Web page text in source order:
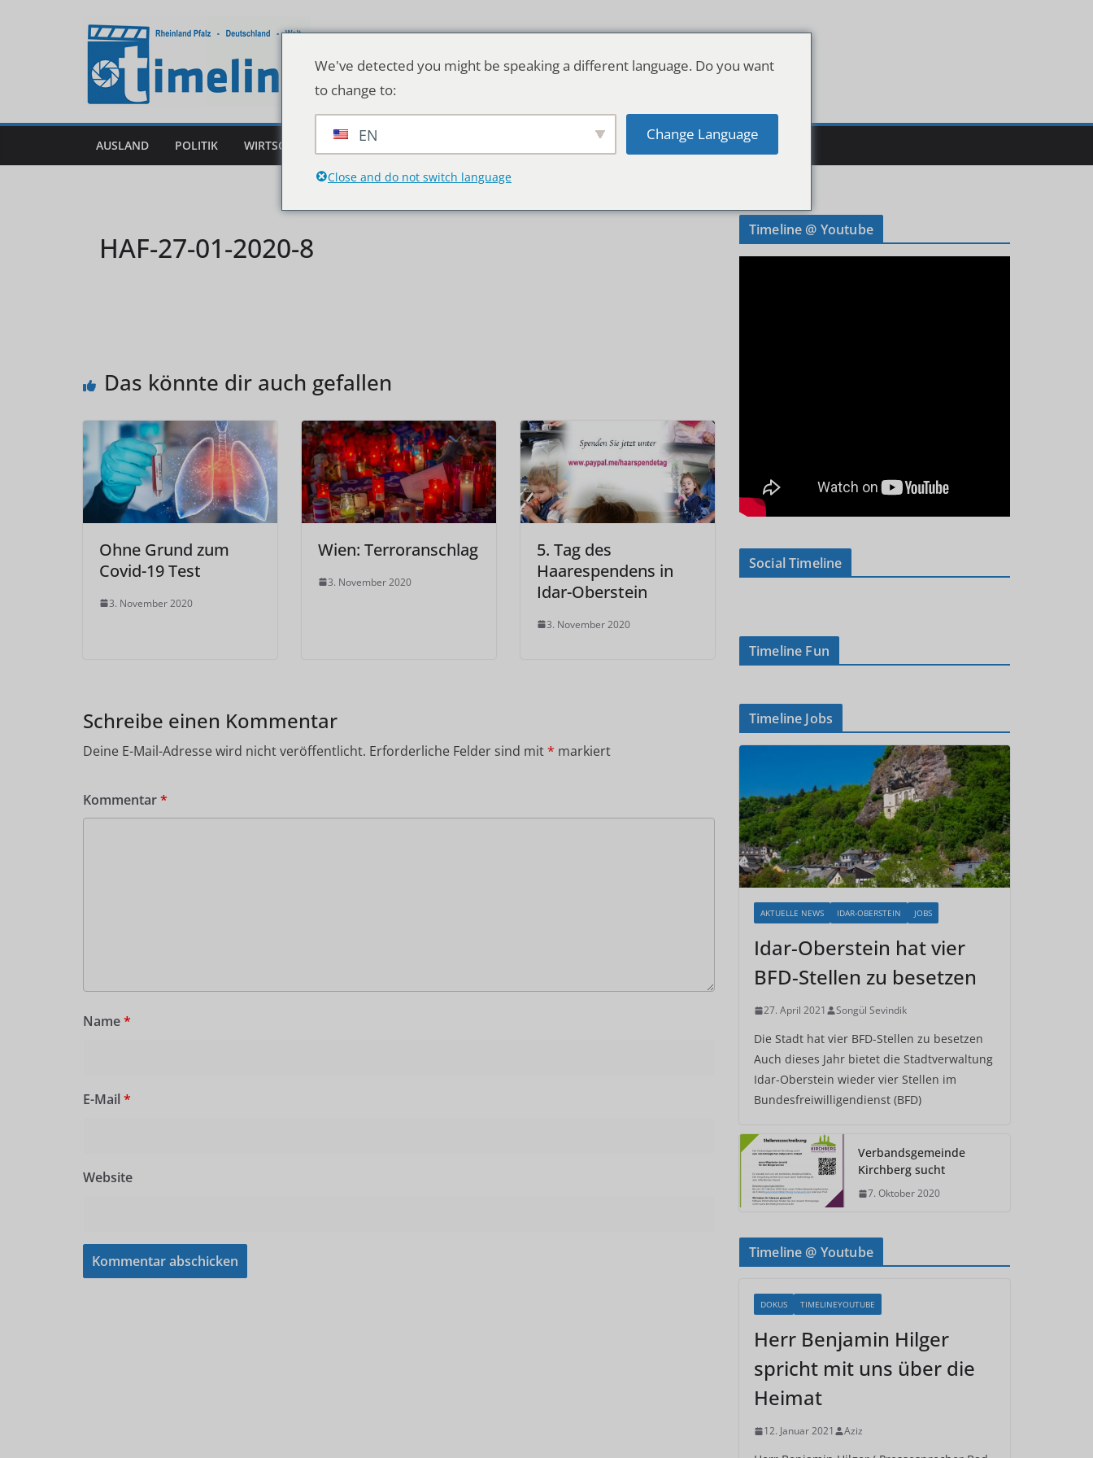
AUSLAND POLITIK WIRTSCHAFT DEUTSCHLAND & WELT
HAF-27-01-2020-8
Das könnte dir auch gefallen
Ohne Grund zum
Covid-19 Test
3. November 2020
Wien: Terroranschlag
3. November 2020
5. Tag des
Haarespendens in
Idar-Oberstein
3. November 2020
Schreibe einen Kommentar
Deine E-Mail-Adresse wird nicht veröffentlicht. Erforderliche Felder sind mit* markiert
Kommentar*
Name*
E-Mail *
Website
Timeline @ Youtube
Social Timeline
Timeline Fun
Timeline Jobs
AKTUELLE NEWS IDAR-OBERSTEIN JOBS
Idar-Oberstein hat vier
BFD-Stellen zu besetzen
27. April 2021 Songül Sevindik
Die Stadt hat vier BFD-Stellen zu besetzen
Auch dieses Jahr bietet die Stadtverwaltung
Idar-Oberstein wieder vier Stellen im
Bundesfreiwilligendienst (BFD)
Verbandsgemeinde
Kirchberg sucht
7. Oktober 2020
Timeline @ Youtube
DOKUS TIMELINEYOUTUBE
Herr Benjamin Hilger
spricht mit uns über die
Heimat
12. Januar 2021 Aziz
We've detected you might be speaking a different language. Do you want
to change to:
EN Change Language
Close and do not switch language